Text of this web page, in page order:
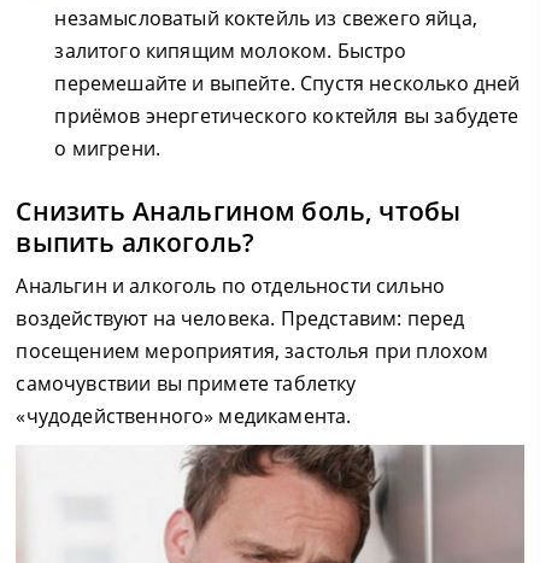
незамысловатый коктейль из свежего яйца,
залитого кипящим молоком. Быстро
перемешайте и выпейте. Спустя несколько дней
приёмов энергетического коктейля вы забудете
о мигрени.
Снизить Анальгином боль, чтобы
выпить алкоголь?
Анальгин и алкоголь по отдельности сильно
воздействуют на человека. Представим: перед
посещением мероприятия, застолья при плохом
самочувствии вы примете таблетку
«чудодейственного» медикамента.